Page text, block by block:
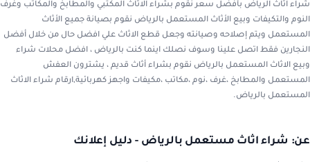
شراء اثاث الرياض بأفضل سعر نقوم بشراء الاثاث المكتبي والمطابخ والمكاتب وغرف
النوم والتكيفات وبيع الأثاث المستعمل بالرياض نقوم بصيانة جميع الأثاث
المستعمل ويتم إصلاحه وصيانته وجعل قطع الاثاث علي افضل حال من خلال أفضل
النجارين فقط اتصل علينا وسوف نصلك اينما كنت بالرياض ، افضل محلات شراء
وبيع الاثاث المستعمل بالرياض نقوم بشراء أثاث قديم ، يشترون العفش
المستعمل والمطابخ ،غرف ،نوم ،مكاتب ،مكيفات واجهز كهربائية,ارقام شراء الاثاث
المستعمل بالرياض.
عن: شراء اثاث مستعمل بالرياض - دليل إعلانك